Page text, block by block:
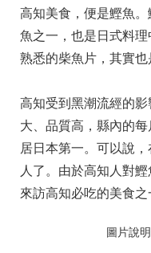
高知美食，便是鰹魚
魚之一，也是日式料
熟悉的柴魚片，其實也
高知受到黑潮流經的
大、品質高，縣內的
居日本第一。可以說
人了。由於高知人對
來訪高知必吃的美食之
圖片說